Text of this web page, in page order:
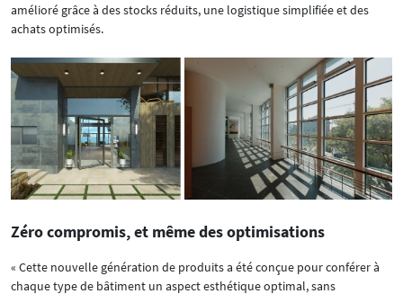
amélioré grâce à des stocks réduits, une logistique simplifiée et des
achats optimisés.
Zéro compromis, et même des optimisations
« Cette nouvelle génération de produits a été conçue pour conférer à
chaque type de bâtiment un aspect esthétique optimal, sans